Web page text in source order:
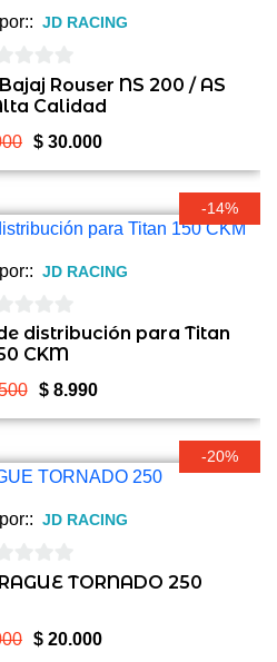
JD RACING
Rouser NS 200 / AS
Calidad
El
precio
era:
$ 30.000El
precio
es:
-14%
JD RACING
distribución para Titan
CKM
El
precio
era:
$8.990El
precio
es:
-20%
JD RACING
TORNADO 250
El
$ 20.000El